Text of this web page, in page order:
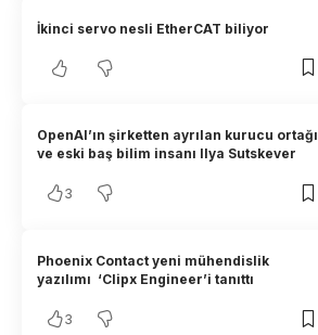
İkinci servo nesli EtherCAT biliyor
OpenAI’ın şirketten ayrılan kurucu ortağı
ve eski baş bilim insanı Ilya Sutskever
3
Phoenix Contact yeni mühendislik
yazılımı ‘Clipx Engineer’i tanıttı
3